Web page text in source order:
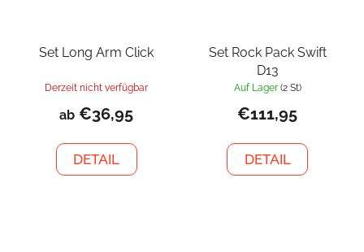
Set Long Arm Click
Derzeit nicht verfügbar
ab €36,95
DETAIL
Set Rock Pack Swift
D13
Auf Lager (2 St)
€111,95
DETAIL